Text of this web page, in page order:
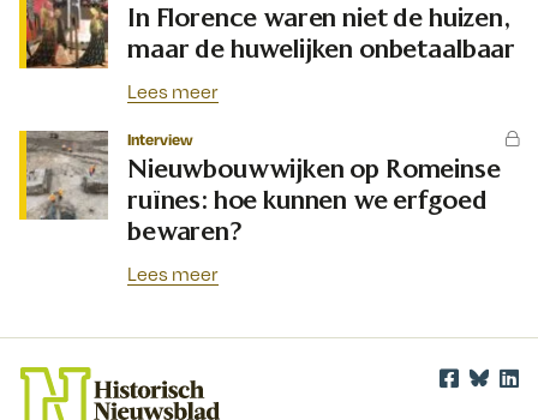
In Florence waren niet de huizen,
maar de huwelijken onbetaalbaar
Lees meer
Interview
Nieuwbouwwijken op Romeinse
ruïnes: hoe kunnen we erfgoed
bewaren?
Lees meer